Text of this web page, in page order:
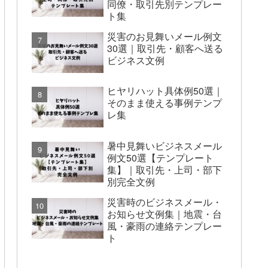
同僚・取引先別テンプレー
ト集
災害のお見舞いメール例文
30選｜取引先・顧客へ送る
ビジネス文例
ヒヤリハット具体例50選｜
そのまま使える事例テンプ
レ集
暑中見舞いビジネスメール
例文50選【テンプレート
集】｜取引先・上司・部下
別完全文例
災害時のビジネスメール・
お知らせ文例集｜地震・台
風・豪雨の連絡テンプレー
ト